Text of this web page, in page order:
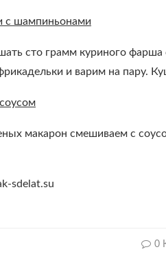
с шампиньонами
сто грамм куриного фарша
и варим на пару.
макарон смешиваем с
sdelat.su
0